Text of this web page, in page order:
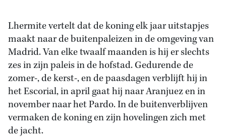
Lhermite vertelt dat de koning elk jaar uitstapjes
maakt naar de buitenpaleizen in de omgeving van
Madrid. Van elke twaalf maanden is hij er slechts
zes in zijn paleis in de hofstad. Gedurende de
zomer-, de kerst-, en de paasdagen verblijft hij in
het Escorial, in april gaat hij naar Aranjuez en in
november naar het Pardo. In de buitenverblijven
vermaken de koning en zijn hovelingen zich met
de jacht.